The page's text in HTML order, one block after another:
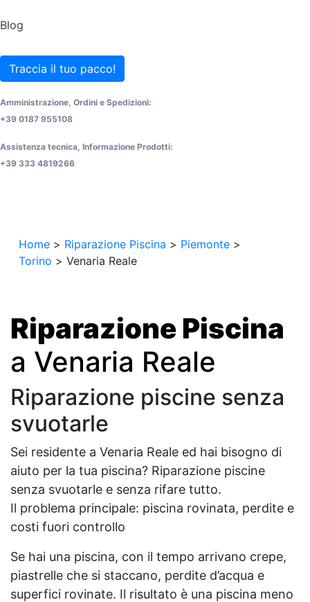
Blog
Traccia il tuo pacco!
Amministrazione, Ordini e Spedizioni:
+39 0187 955108
Assistenza tecnica, Informazione Prodotti:
+39 333 4819266
Home > Riparazione Piscina > Piemonte >
Torino > Venaria Reale
Riparazione Piscina
a Venaria Reale
Riparazione piscine senza
svuotarle
Sei residente a Venaria Reale ed hai bisogno di
aiuto per la tua piscina? Riparazione piscine
senza svuotarle e senza rifare tutto.
Il problema principale: piscina rovinata, perdite e
costi fuori controllo
Se hai una piscina, con il tempo arrivano crepe,
piastrelle che si staccano, perdite d’acqua e
superfici rovinate. Il risultato è una piscina meno